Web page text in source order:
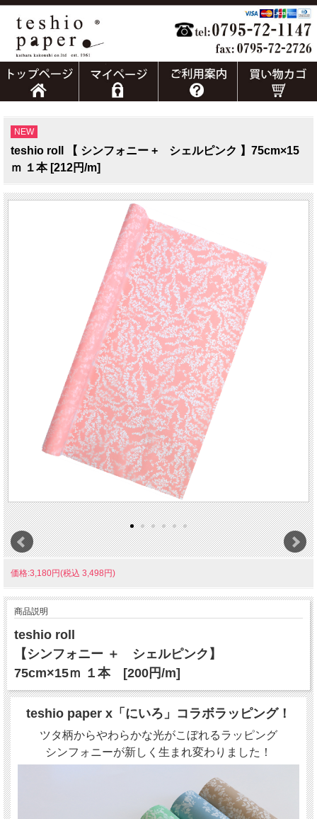
NEW
teshio roll 【 シンフォニー + シェルピンク 】75cm×15
ｍ １本 [212円/m]
価格:3,180円(税込 3,498円)
商品説明
teshio roll
【シンフォニー ＋ シェルピンク】
75cm×15ｍ １本 [200円/m]
teshio paper x「にいろ」コラボラッピング！
ツタ柄からやわらかな光がこぼれるラッピング
シンフォニーが新しく生まれ変わりました！